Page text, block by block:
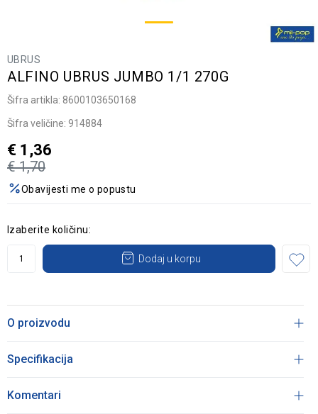
UBRUS
ALFINO UBRUS JUMBO 1/1 270G
Šifra artikla: 8600103650168
Šifra veličine: 914884
€ 1,70
€ 1,36
Obavijesti me o popustu
Izaberite količinu:
Dodaj u korpu
O proizvodu
Specifikacija
Komentari